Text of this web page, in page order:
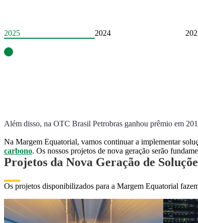
2025 2024
Além disso, na OTC Brasil Petrobras ganhou prêmio em
Na Margem Equatorial, vamos continuar a implementar
carbono. Os nossos projetos de nova geração serão
Projetos da Nova Geração de
Os projetos disponibilizados para a Margem Equatorial